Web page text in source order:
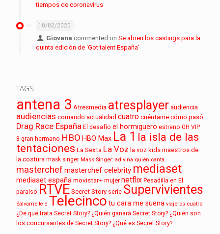
tiempos de coronavirus
10/02/2020
Giovana commented onSe abren los castings para la
quinta edición de ‘Got talent España’
TAGS
antena 3 Atresmedia atresplayeraudiencia
audiencias comando actualidad cuatrocuéntame cómo pasó
Drag Race España El desafío el hormiguero estreno GH VIP
8 gran hermano HBO HBO Max La 1 la isla de las
tentaciones La Sexta La Voz la voz kids maestros de
la costura mask singer Mask Singer: adivina quién canta
masterchef masterchef celebrity mediaset
mediaset españamovistar+ mujer netflix Pesadilla en El
paraíso RTVE Secret Story serie Supervivientes
Sálvame tele Telecinco tu cara me suena viajeros cuatro
¿De qué trata Secret Story? ¿Quién ganará Secret Story? ¿Quién son
los concursantes de Secret Story? ¿Qué es Secret Story?